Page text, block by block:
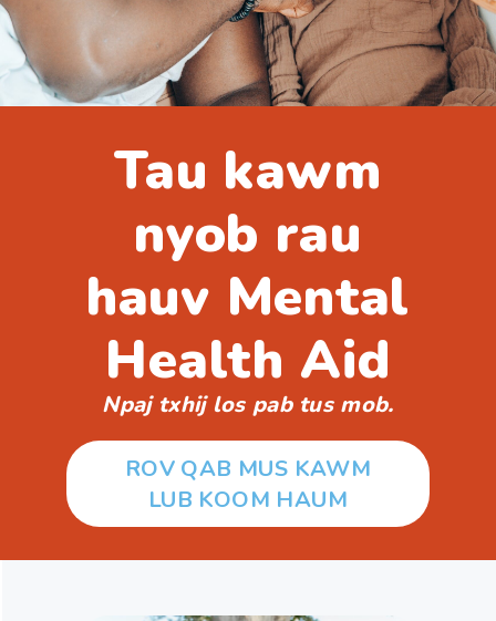
Tau kawm
nyob rau
hauv Mental
Health Aid
Npaj txhij los pab tus mob.
ROV QAB MUS KAWM
LUB KOOM HAUM